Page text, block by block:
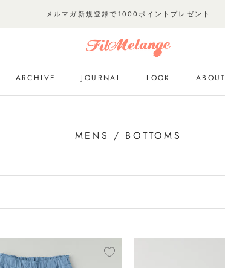
メルマガ新規登録で1000ポイントプレゼント
ARCHIVE
JOURNAL
LOOK
ABOUT
MENS / BOTTOMS